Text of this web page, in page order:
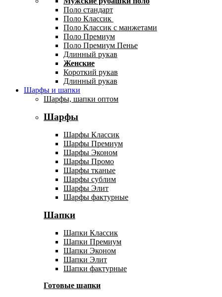
Поло стандарт
Поло Классик
Поло Классик с манжетами
Поло Премиум
Поло Премиум Пенье
Длинный рукав
Женские
Короткий рукав
Длинный рукав
Шарфы и шапки
Шарфы, шапки оптом
Шарфы
Шарфы Классик
Шарфы Премиум
Шарфы Эконом
Шарфы Промо
Шарфы тканые
Шарфы сублим
Шарфы Элит
Шарфы фактурные
Шапки
Шапки Классик
Шапки Премиум
Шапки Эконом
Шапки Элит
Шапки фактурные
Готовые шапки